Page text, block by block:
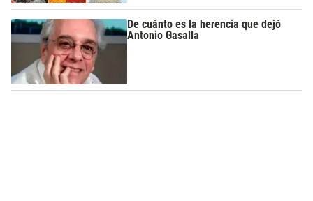
De cuánto es la herencia que dejó
Antonio Gasalla